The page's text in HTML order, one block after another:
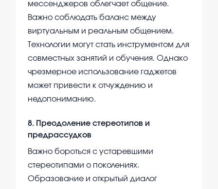
мессенджеров облегчает общение.
Важно соблюдать баланс между
виртуальным и реальным общением.
Технологии могут стать инструментом для
совместных занятий и обучения. Однако
чрезмерное использование гаджетов
может привести к отчуждению и
недопониманию.
8. Преодоление стереотипов и
предрассудков
Важно бороться с устаревшими
стереотипами о поколениях.
Образование и открытый диалог